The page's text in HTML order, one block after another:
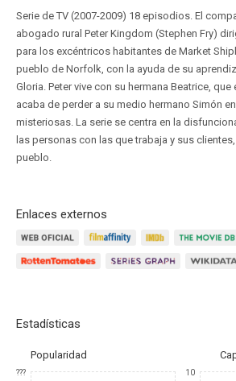
Serie de TV (2007-2009) 18 episodios. El
abogado rural Peter Kingdom (Stephen Fry)
para los excéntricos habitantes de Market
pueblo de Norfolk, con la ayuda de su
Gloria. Peter vive con su hermana Beatrice,
acaba de perder a su medio hermano Simón
misteriosas. La serie se centra en la
las personas con las que trabaja y sus
pueblo.
Enlaces externos
Estadísticas
Popularidad
??? 10